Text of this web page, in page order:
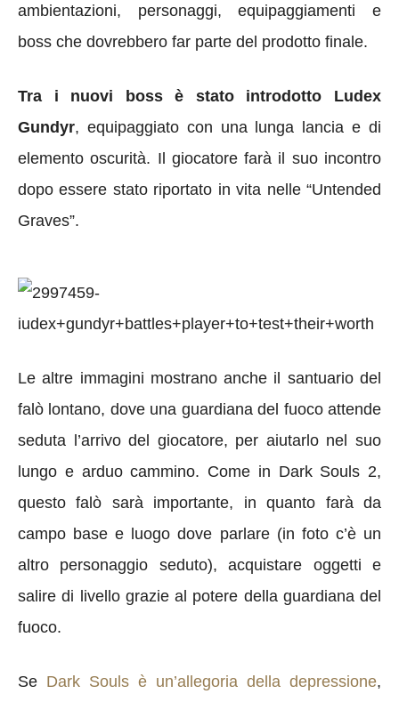
ambientazioni, personaggi, equipaggiamenti e
boss che dovrebbero far parte del prodotto finale.
Tra i nuovi boss è stato introdotto Ludex
Gundyr, equipaggiato con una lunga lancia e di
elemento oscurità. Il giocatore farà il suo incontro
dopo essere stato riportato in vita nelle “Untended
Graves”.
Le altre immagini mostrano anche il santuario del
falò lontano, dove una guardiana del fuoco attende
seduta l’arrivo del giocatore, per aiutarlo nel suo
lungo e arduo cammino. Come in Dark Souls 2,
questo falò sarà importante, in quanto farà da
campo base e luogo dove parlare (in foto c’è un
altro personaggio seduto), acquistare oggetti e
salire di livello grazie al potere della guardiana del
fuoco.
Se Dark Souls è un’allegoria della depressione,